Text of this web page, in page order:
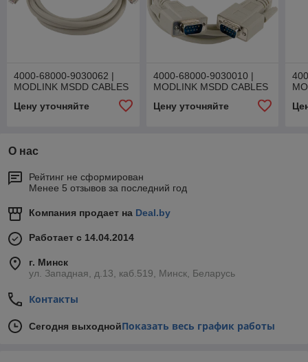
4000-68000-9030062 |
MODLINK MSDD CABLES
Цену уточняйте
4000-68000-9030010 |
MODLINK MSDD CABLES
Цену уточняйте
О нас
Рейтинг не сформирован
Менее 5 отзывов за последний год
Компания продает на Deal.by
Работает с 14.04.2014
г. Минск
ул. Западная, д.13, каб.519, Минск, Беларусь
Контакты
Сегодня выходнойПоказать весь график работы